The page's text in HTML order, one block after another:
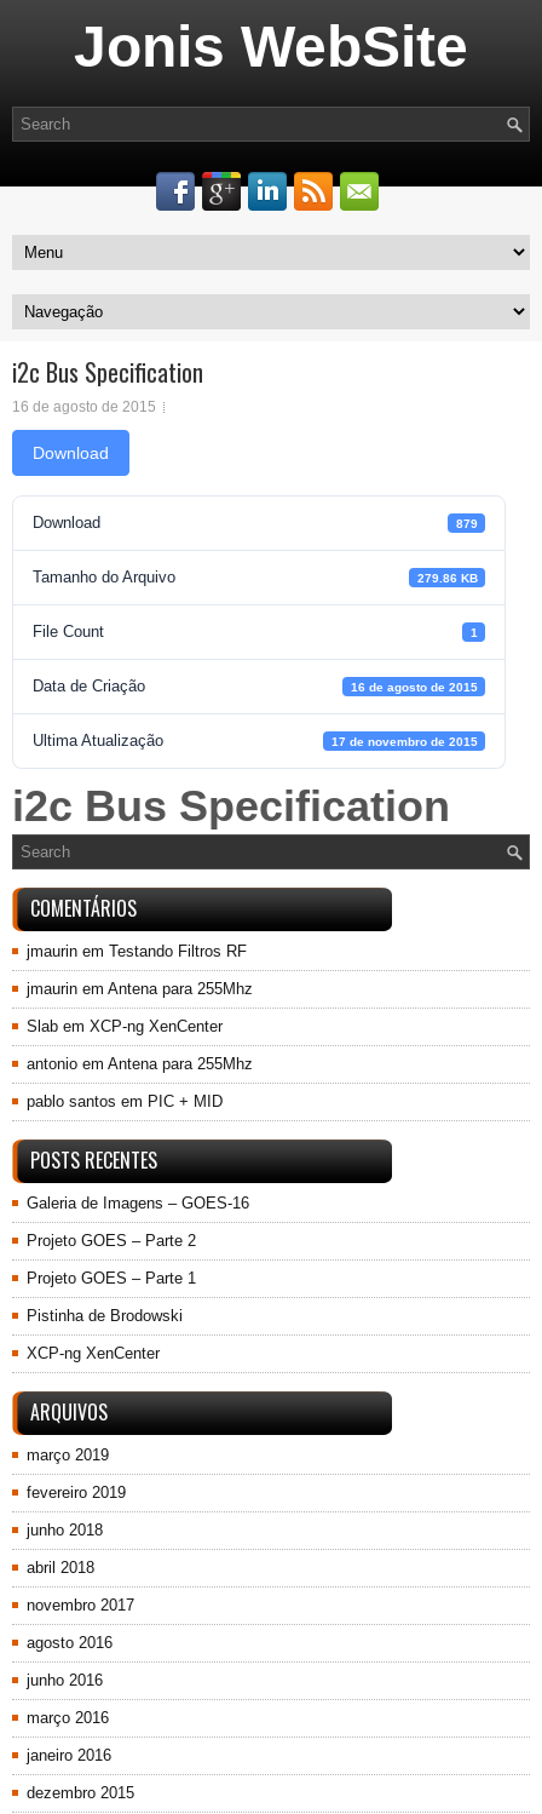
Jonis WebSite
i2c Bus Specification
16 de agosto de 2015
Download
Download 879
Tamanho do Arquivo 279.86 KB
File Count 1
Data de Criação 16 de agosto de 2015
Ultima Atualização 17 de novembro de 2015
i2c Bus Specification
COMENTÁRIOS
jmaurin em Testando Filtros RF
jmaurin em Antena para 255Mhz
Slab em XCP-ng XenCenter
antonio em Antena para 255Mhz
pablo santos em PIC + MID
POSTS RECENTES
Galeria de Imagens – GOES-16
Projeto GOES – Parte 2
Projeto GOES – Parte 1
Pistinha de Brodowski
XCP-ng XenCenter
ARQUIVOS
março 2019
fevereiro 2019
junho 2018
abril 2018
novembro 2017
agosto 2016
junho 2016
março 2016
janeiro 2016
dezembro 2015